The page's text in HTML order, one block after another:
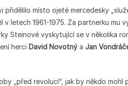
přidělilo místo ojeté mercedesky
letech 1961-1975. Za partnerku mu
Steinové vyskytující se v několika
herci David Novotný a Jan
„před revolucí“, jak by někdo mohl